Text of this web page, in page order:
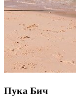
Пука Бич